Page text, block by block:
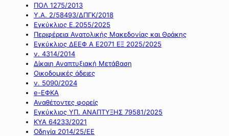
ΠΟΛ 1275/2013
Υ.Α. 2/58493/ΔΠΓΚ/2018
Εγκύκλιος Ε.2055/2025
Περιφέρεια Ανατολικής Μακεδονίας και Θράκης
Εγκύκλιος ΔΕΕΦ Α Ε2071 ΕΞ 2025/2025
ν. 4314/2014
Δίκαιη Αναπτυξιακή Μετάβαση
Οικοδομικές άδειες
ν. 5090/2024
e-ΕΦΚΑ
Αναθέτοντες φορείς
Εγκύκλιος ΥΠ. ΑΝΑΠΤΥΞΗΣ 79581/2025
ΚΥΑ 64233/2021
Οδηγία 2014/25/ΕΕ